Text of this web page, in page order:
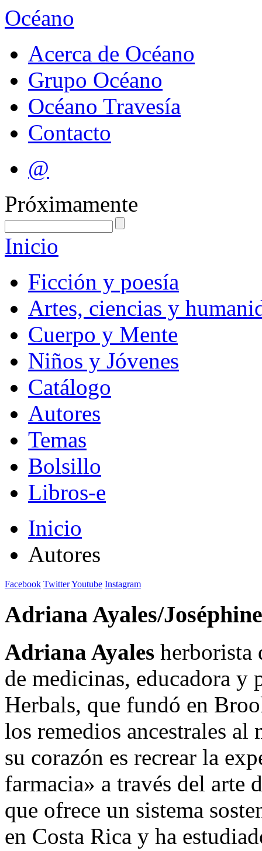
Océano
Acerca de Océano
Grupo Océano
Océano Travesía
Contacto
@
Próximamente
Inicio
Ficción y poesía
Artes, ciencias y
Cuerpo y Mente
Niños y Jóvenes
Catálogo
Autores
Temas
Bolsillo
Libros-e
Inicio
Autores
Facebook TwitterYoutube Instagram
Adriana Ayales/
Adriana Ayales herborista
de medicinas, educadora
Herbals, que fundó en
los remedios ancestrales
su corazón es recrear la
farmacia» a través del arte
que ofrece un sistema
en Costa Rica y ha